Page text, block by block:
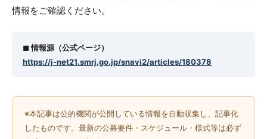
情報をご確認ください。
◼︎ 情報源（公式ページ）
https://j-net21.smrj.go.jp/snavi2/articles/180378
※本記事は公的機関が公開している情報を自動収集し、記事化
したものです。最新の公募要件・スケジュール・様式等は必ず